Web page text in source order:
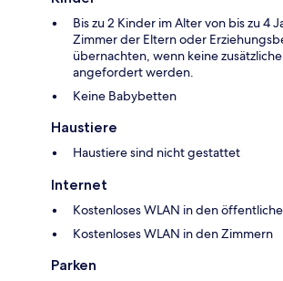
Bis zu 2 Kinder im Alter von bis zu 4
Zimmer der Eltern oder
übernachten, wenn keine
angefordert werden.
Keine Babybetten
Haustiere
Haustiere sind nicht gestattet
Internet
Kostenloses WLAN in den
Kostenloses WLAN in den Zimmern
Parken